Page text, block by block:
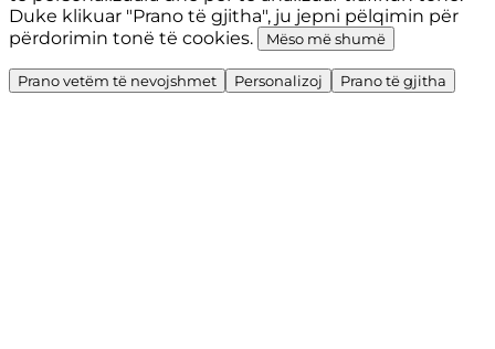
Duke klikuar "Prano të gjitha", ju jepni pëlqimin për
përdorimin tonë të cookies.
Mëso më shumë
Prano vetëm të nevojshmet Personalizoj Prano të gjitha